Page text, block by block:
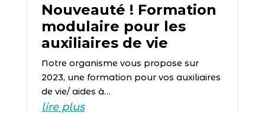
Nouveauté ! Formation
modulaire pour les
auxiliaires de vie
Notre organisme vous propose sur
2023, une formation pour vos auxiliaires
de vie/ aides à…
lire plus